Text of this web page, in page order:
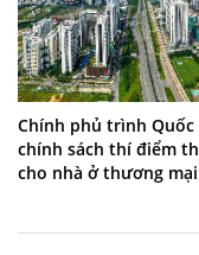
Chính phủ trình Quốc
chính sách thí điểm
cho nhà ở thương mại